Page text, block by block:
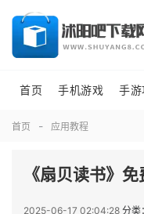
首页 手机游戏 手
首页 应用教程
《扇贝读书》
2025-06-17 02:04:28 分类